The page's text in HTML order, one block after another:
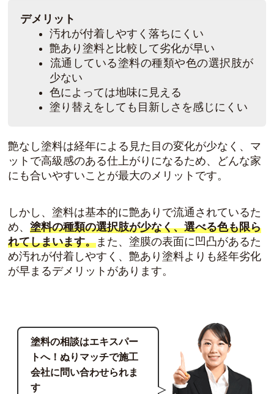
デメリット
汚れが付着しやすく落ちにくい
艶あり塗料と比較して劣化が早い
流通している塗料の種類や色の選択肢が
少ない
色によっては地味に見える
塗り替えをしても目新しさを感じにくい
艶なし塗料は経年による見た目の変化が少なく、マ
ットで高級感のある仕上がりになるため、どんな家
にも合いやすいことが最大のメリットです。
しかし、塗料は基本的に艶ありで流通されているた
め、塗料の種類の選択肢が少なく、選べる色も限ら
れてしまいます。また、塗膜の表面に凹凸があるた
め汚れが付着しやすく、艶あり塗料よりも経年劣化
が早まるデメリットがあります。
塗料の相談はエキスパー
トへ！ぬりマッチで施工
会社に問い合わせられま
す